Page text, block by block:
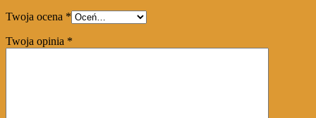
Twoja ocena *
Twoja opinia *